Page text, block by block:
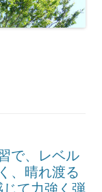
で、レベル
、晴れ渡る
て力強く弾